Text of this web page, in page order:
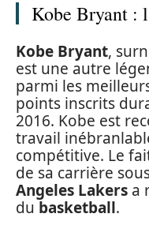
Kobe Bryant :
Kobe Bryant,
est une autre
parmi les
points inscrits
2016. Kobe est
travail
compétitive. Le
de sa carrière
Angeles Lakers a
du basketball.